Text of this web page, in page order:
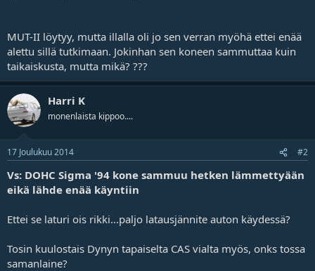
MUT-II löytyy, mutta illalla oli jo sen verran myöhä ettei enää
alettu sillä tutkimaan. Jokinhan sen koneen sammuttaa kuin
taikaiskusta, mutta mikä? ???
Harri K
monenlaista kippoo....
17 Joulukuu 2014 #2
Vs: DOHC Sigma '94 kone sammuu hetken lämmettyään
eikä lähde enää käyntiin
Ettei se laturi ois rikki...paljo latausjännite auton käydessä?
Tosin kuulostais Dynyn tapaiselta CAS vialta myös, onks tossa
samanlaine?